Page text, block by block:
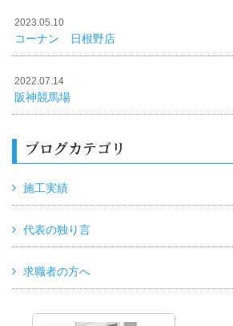
2023.05.10
コーナン 日根野店
2022.07.14
阪神競馬場
ブログカテゴリ
施工実績
代表の独り言
求職者の方へ